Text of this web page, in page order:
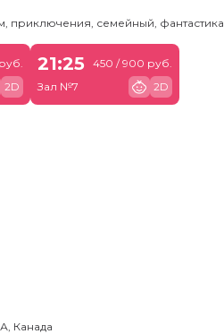
приключения, семейный, фантастика
2D
21:25
Зал №7
450 / 900 руб.
2D
Канада